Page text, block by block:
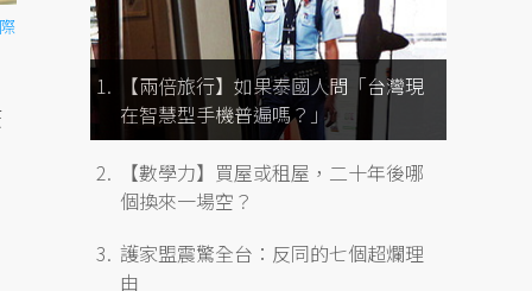
【兩倍旅行】如果泰國人問「台灣現
在智慧型手機普遍嗎？」
【數學力】買屋或租屋，二十年後哪
個換來一場空？
護家盟震驚全台：反同的七個超爛理
由